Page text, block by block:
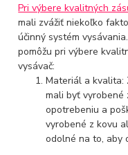
Pri výbere kvalitných
mali zvážiť niekoľko
účinný systém
pomôžu pri výbere
vysávač:
Materiál a kvalita:
mali byť
opotrebeniu a
vyrobené z kovu
odolné na to, aby